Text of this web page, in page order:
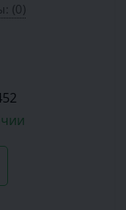
(0)